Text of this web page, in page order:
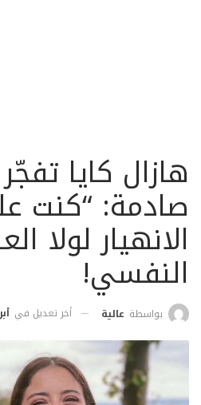
هازال كايا
صادمة: “كنت
الانهيار لولا
النفسي!
بواسطة عالية أخر تعديل في